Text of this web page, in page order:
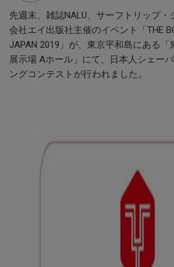
先週末、雑誌NALU、サーフトリップ
会社エイ出版社主催のイベント「THE
JAPAN 2019」が、東京平和島にある
展示場 Aホール」にて、日本人シェー
ングコンテストが行われました。